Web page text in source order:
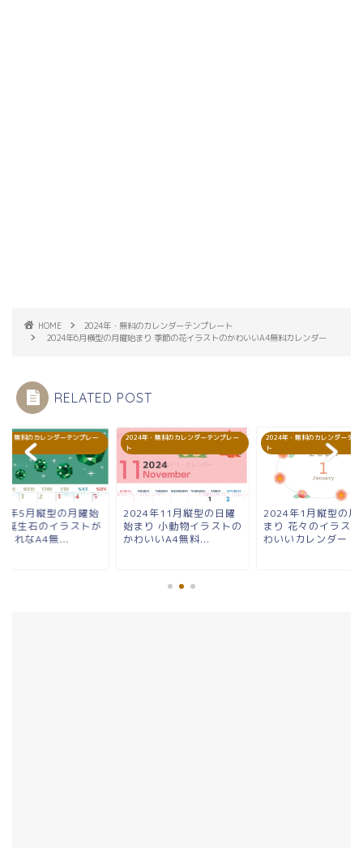
HOME
2024年・無料のカレンダーテンプレート
2024年6月横型の月曜始まり 季節の花イラストのかわいいA4無料カレンダー
RELATED POST
・無料のカレンダーテンプレー
年5月縦型の月曜始
誕生石のイラストが
ゃれなA4無...
2024年・無料のカレンダーテンプレー
ト
2024年11月縦型の日曜
始まり 小動物イラストの
かわいいA4無料...
2024年・無料のカレンダーテン
ト
2024年1月縦型の月
まり 花々のイラス
わいいカレンダー